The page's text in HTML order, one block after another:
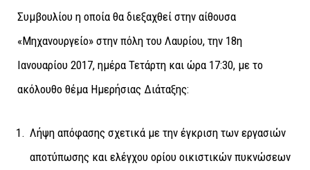
Συμβουλίου η οποία θα διεξαχθεί στην αίθουσα
«Μηχανουργείο» στην πόλη του Λαυρίου, την 18η
Ιανουαρίου 2017, ημέρα Τετάρτη και ώρα 17:30, με το
ακόλουθο θέμα Ημερήσιας Διάταξης:
Λήψη απόφασης σχετικά με την έγκριση των εργασιών
αποτύπωσης και ελέγχου ορίου οικιστικών πυκνώσεων